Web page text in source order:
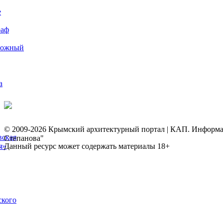
© 2009-2026 Крымский архитектурный портал | КАП.
Степанова"
Данный ресурс может содержать материалы 18+